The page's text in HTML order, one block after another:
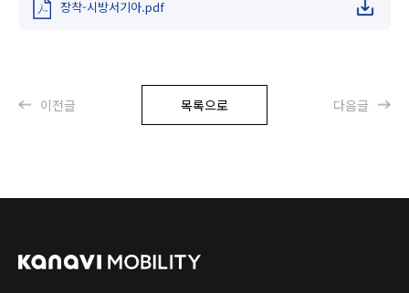
장착-시방서기아.pdf
이전글 목록으로 다음글